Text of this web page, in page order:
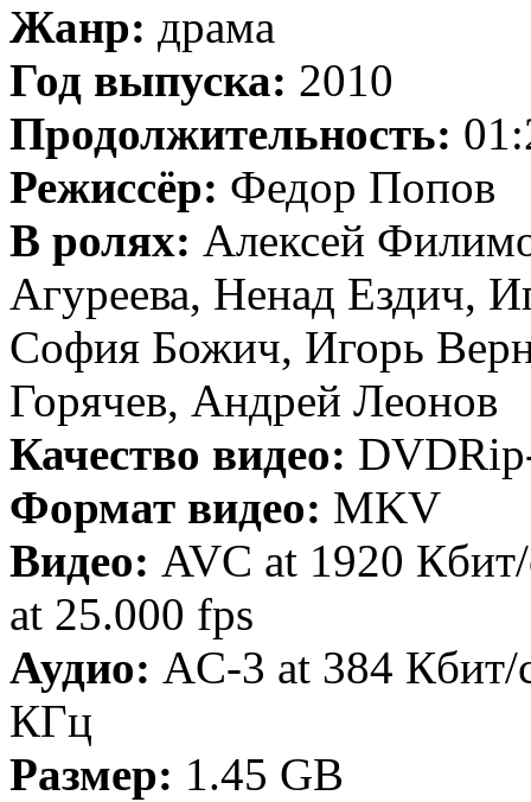
Жанр: драма
Год выпуска: 2010
Продолжительность:
Режиссёр: Федор Попов
В ролях: Алексей
Агуреева, Ненад Ездич,
София Божич, Игорь
Горячев, Андрей Леонов
Качество видео:
Формат видео: MKV
Видео: AVC at 1920
at 25.000 fps
Аудио: AC-3 at 384 Кбит/
КГц
Размер: 1.45 GB